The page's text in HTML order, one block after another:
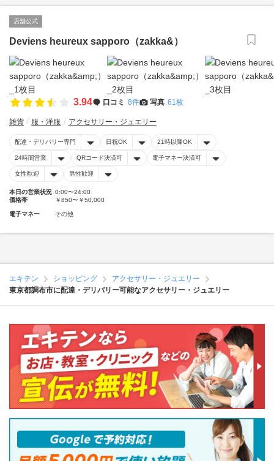
店舗公式
Deviens heureux sapporo（zakka&）
3.94 口コミ 8件 写真 61枚
雑貨 服・洋服 アクセサリー・ジュエリー
配達・デリバリー専門 日祝OK 21時以降OK
24時間営業 QRコード決済可 電子マネー決済可
女性歓迎 男性歓迎
本日の営業状況 0:00〜24:00
価格帯
￥850〜￥50,000
電子マネー その他
エキテン ショッピング
アクセサリー・ジュエリー
東京都調布市に配達・デリバリー可能なアクセサリー・ジュエリー